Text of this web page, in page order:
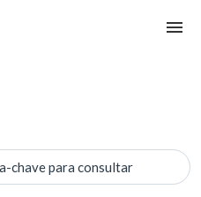
chave para consultar